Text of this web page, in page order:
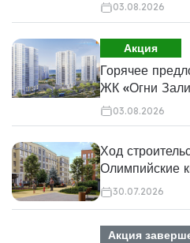
03.08.2026
Акция
Горячее
ЖК «Огни
03.08.2026
Ход
Олимпийские
30.07.2026
Акция